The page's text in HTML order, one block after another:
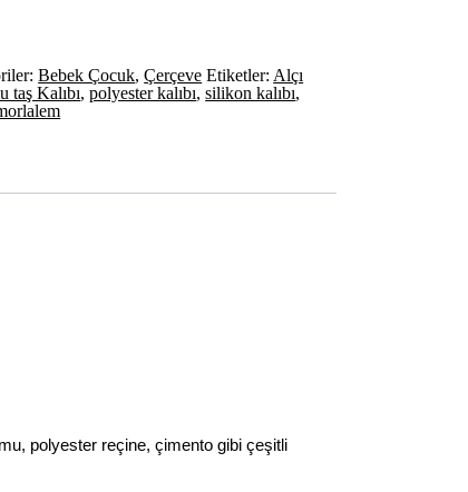
Bebek Çocuk,Çerçeve Etiketler: Alçı
taş Kalıbı,polyester kalıbı,silikon kalıbı,
polyester reçine, çimento gibi çeşitli